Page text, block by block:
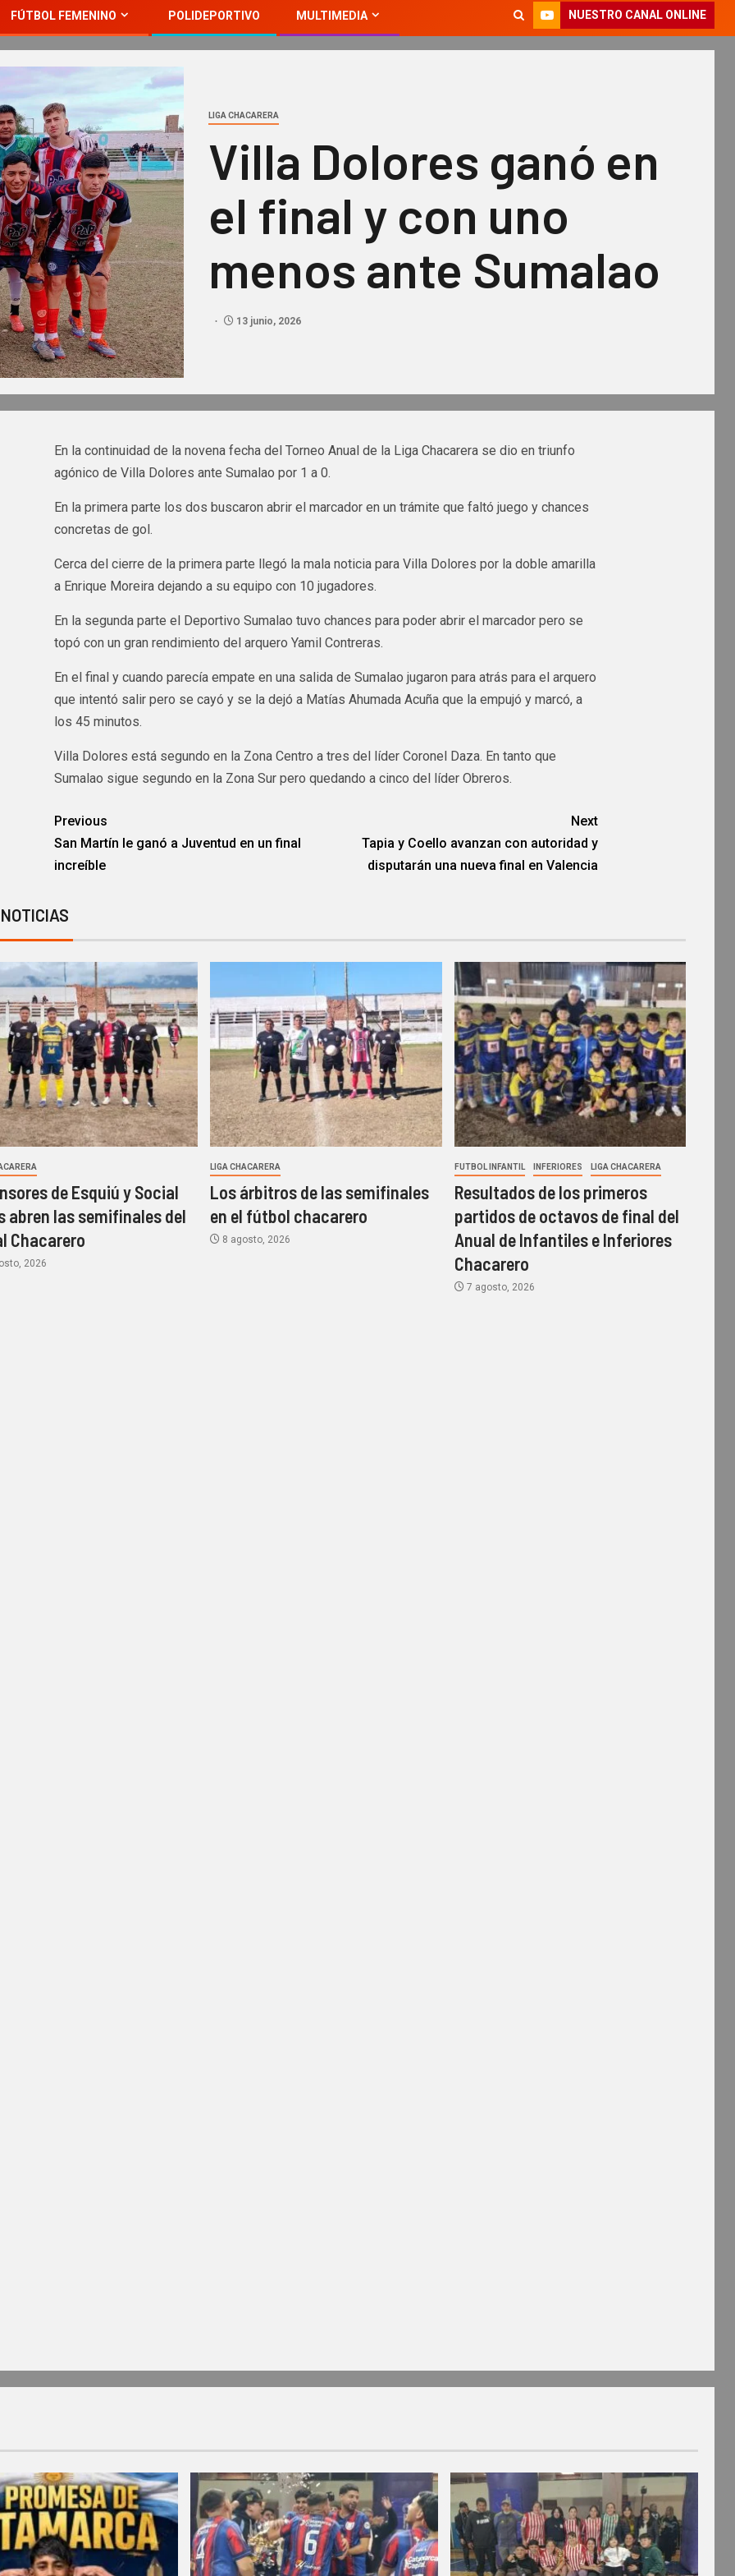
FÚTBOL FEMENINO POLIDEPORTIVO MULTIMEDIA NUESTRO CANAL ONLINE
LIGA CHACARERA
Villa Dolores ganó en
el final y con uno
menos ante Sumalao
13 junio, 2026
En la continuidad de la novena fecha del Torneo Anual de la Liga Chacarera se dio en triunfo
agónico de Villa Dolores ante Sumalao por 1 a 0.
En la primera parte los dos buscaron abrir el marcador en un trámite que faltó juego y chances
concretas de gol.
Cerca del cierre de la primera parte llegó la mala noticia para Villa Dolores por la doble amarilla
a Enrique Moreira dejando a su equipo con 10 jugadores.
En la segunda parte el Deportivo Sumalao tuvo chances para poder abrir el marcador pero se
topó con un gran rendimiento del arquero Yamil Contreras.
En el final y cuando parecía empate en una salida de Sumalao jugaron para atrás para el arquero
que intentó salir pero se cayó y se la dejó a Matías Ahumada Acuña que la empujó y marcó, a
los 45 minutos.
Villa Dolores está segundo en la Zona Centro a tres del líder Coronel Daza. En tanto que
Sumalao sigue segundo en la Zona Sur pero quedando a cinco del líder Obreros.
Previous
San Martín le ganó a Juventud en un final
increíble
Next
Tapia y Coello avanzan con autoridad y
disputarán una nueva final en Valencia
de Esquiú y Social
abren las semifinales del
Chacarero
2026
LIGA CHACARERA
Los árbitros de las semifinales
en el fútbol chacarero
8 agosto, 2026
FUTBOL INFANTIL INFERIORES LIGA CHACARERA
Resultados de los primeros
partidos de octavos de final del
Anual de Infantiles e Inferiores
Chacarero
7 agosto, 2026